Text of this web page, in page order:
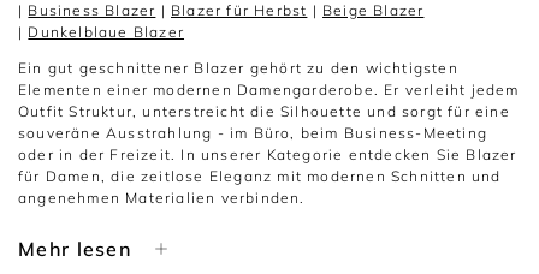
| Business Blazer | Blazer für Herbst | Beige Blazer
| Dunkelblaue Blazer
Ein gut geschnittener Blazer gehört zu den wichtigsten
Elementen einer modernen Damengarderobe. Er verleiht jedem
Outfit Struktur, unterstreicht die Silhouette und sorgt für eine
souveräne Ausstrahlung - im Büro, beim Business-Meeting
oder in der Freizeit. In unserer Kategorie entdecken Sie Blazer
für Damen, die zeitlose Eleganz mit modernen Schnitten und
angenehmen Materialien verbinden.
Linienführung - ein stilvoller Blazer lässt sich vielseitig
Mehr lesen